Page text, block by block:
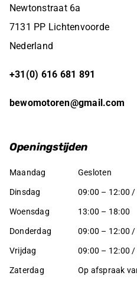
Newtonstraat 6a
7131 PP Lichtenvoorde
Nederland
+31(0) 616 681 891
bewomotoren@gmail.com
Openingstijden
Maandag Gesloten
Dinsdag 09:00 – 12:00
Woensdag 13:00 – 18:00
Donderdag 09:00 – 12:00
Vrijdag 09:00 – 12:00
Zaterdag Op afspraak